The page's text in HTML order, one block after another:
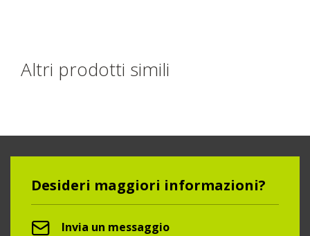
Altri prodotti simili
Desideri maggiori informazioni?
Invia un messaggio